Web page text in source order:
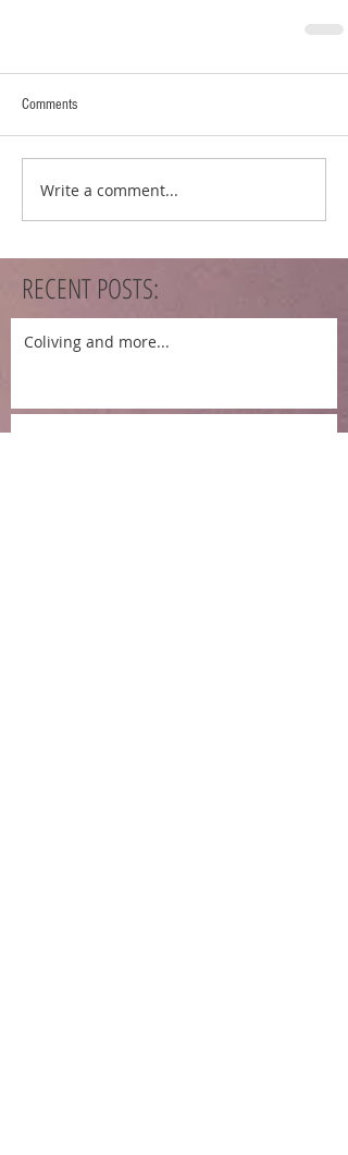
RECENT POSTS:
Comments
Write a comment...
Coliving and more...